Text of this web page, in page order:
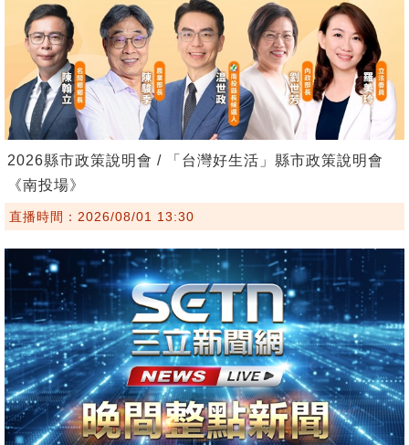
2026縣市政策說明會 / 「台灣好生活」縣市政策說明會
《南投場》
直播時間：2026/08/01 13:30